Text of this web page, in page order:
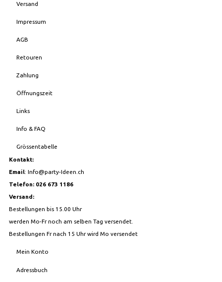
Versand
Impressum
AGB
Retouren
Zahlung
Öffnungszeit
Links
Info & FAQ
Grössentabelle
Kontakt:
Email: Info@party-Ideen.ch
Telefon: 026 673 1186
Versand:
Bestellungen bis 15.00 Uhr
werden Mo-Fr noch am selben Tag versendet.
Bestellungen Fr nach 15 Uhr wird Mo versendet
Mein Konto
Adressbuch